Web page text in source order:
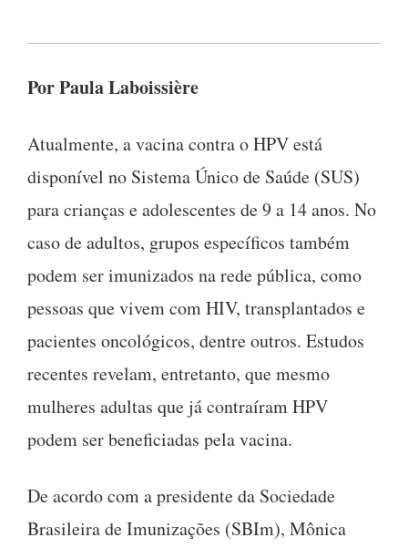
Por Paula Laboissière
Atualmente, a vacina contra o HPV está
disponível no Sistema Único de Saúde (SUS)
para crianças e adolescentes de 9 a 14 anos. No
caso de adultos, grupos específicos também
podem ser imunizados na rede pública, como
pessoas que vivem com HIV, transplantados e
pacientes oncológicos, dentre outros. Estudos
recentes revelam, entretanto, que mesmo
mulheres adultas que já contraíram HPV
podem ser beneficiadas pela vacina.
De acordo com a presidente da Sociedade
Brasileira de Imunizações (SBIm), Mônica